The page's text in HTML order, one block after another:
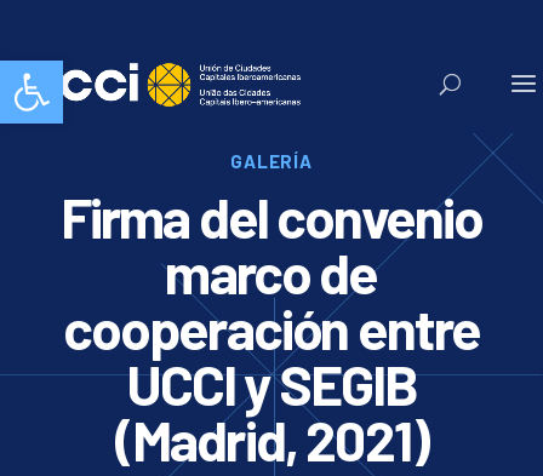
Abrir barra de herramientas
GALERÍA
Firma del convenio
marco de
cooperación entre
UCCI y SEGIB
(Madrid, 2021)